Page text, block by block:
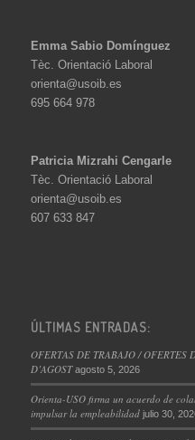
Emma Sabio Domínguez
Tèc. Orientació Laboral
orienta@usoib.es
695 664 978
Patricia Mizrahi Cengarle
Tèc. Orientació Laboral
orienta@usoib.es
607 633 847
ÚLTIMAS ENTRADAS:
OFERTAS DE TRABAJO / OFERTES
D’AGOST agosto 5, 2026
Orienta-USO firma un acuerdo de
impulsar la empleabilidad julio 30,